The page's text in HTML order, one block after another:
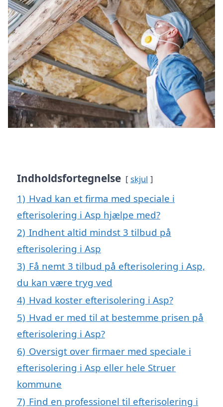
Indholdsfortegnelse skjul
1) Hvad kan et firma med speciale i
efterisolering i Asp hjælpe med?
2) Indhent altid mindst 3 tilbud på
efterisolering i Asp
3) Få nemt 3 tilbud på efterisolering i Asp,
du kan være tryg ved
4) Hvad koster efterisolering i Asp?
5) Hvad er med til at bestemme prisen på
efterisolering i Asp?
6) Oversigt over firmaer med speciale i
efterisolering i Asp eller hele Struer
kommune
7) Find en professionel til efterisolering i